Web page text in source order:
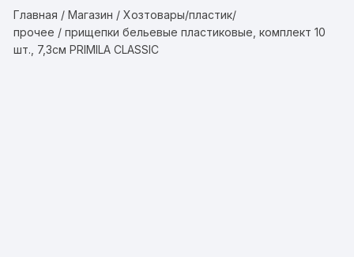
Главная /Магазин /Хозтовары/пластик/
прочее / прищепки бельевые пластиковые, комплект 10
шт., 7,3см PRIMILA CLASSIC